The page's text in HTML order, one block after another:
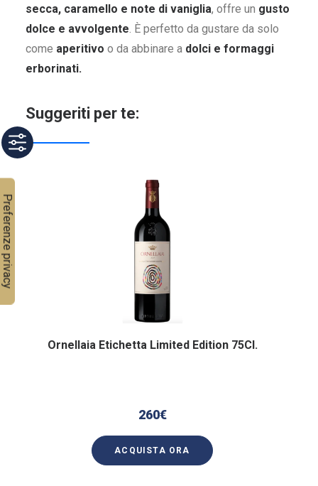
secca, caramello e note di vaniglia, offre un gusto
dolce e avvolgente. È perfetto da gustare da solo
come aperitivo o da abbinare a dolci e formaggi
erborinati.
Suggeriti per te:
Ornellaia Etichetta Limited Edition 75Cl.
260€
ACQUISTA ORA